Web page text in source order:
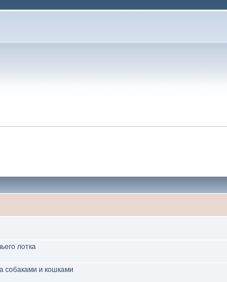
лотка
собаками и кошками